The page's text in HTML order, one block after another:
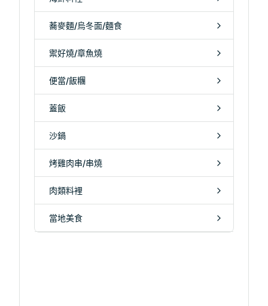
蕎麥麵/烏冬面/麵食
禦好燒/章魚燒
便當/飯糰
蓋飯
沙鍋
烤雞肉串/串燒
肉類料裡
當地美食